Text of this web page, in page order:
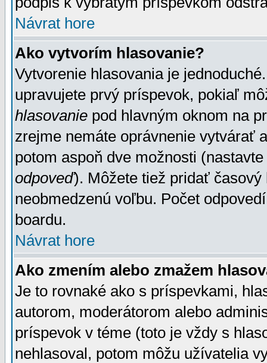
Návrat hore
Ako vytvorím hlasovanie?
Vytvorenie hlasovania je
upravujete prvý príspevok, pokiaľ
hlasovanie pod hlavným oknom na
zrejme nemáte oprávnenie vytvárať
potom aspoň dve možnosti
odpoveď). Môžete tiež pridať
neobmedzenú voľbu. Počet
boardu.
Návrat hore
Ako zmením alebo zmažem
Je to rovnaké ako s príspevkami,
autorom, moderátorom alebo
príspevok v téme (toto je vždy s
nehlasoval, potom môžu užívatelia